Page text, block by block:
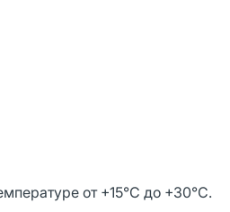
от +15°С до +30°С.